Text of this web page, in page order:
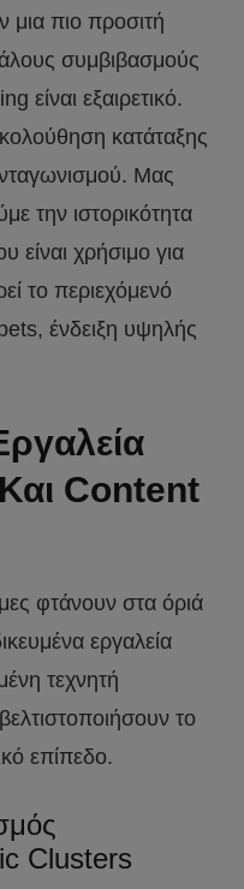
μια πιο προσιτή
συμβιβασμούς
είναι εξαιρετικό.
κατάταξης
Μας
την ιστορικότητα
είναι χρήσιμο για
το περιεχόμενό
ένδειξη υψηλής
Content
φτάνουν στα όριά
εργαλεία
τεχνητή
το
επίπεδο.
Clusters